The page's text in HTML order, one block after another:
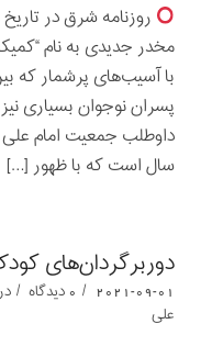
مخدر جدیدی به نام
با آسیب‌های پرشمار که
پسران نوجوان بسیاری
سال است که با ظهور […]
دوربرگردان‌های
2021-09-01
/ 0 دیدگاه /
علی